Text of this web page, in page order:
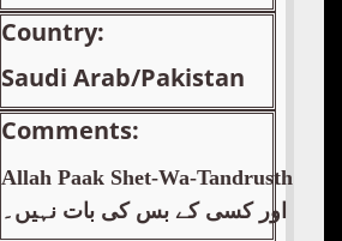
Country:
Saudi Arab/Pakistan
Comments:
Allah Paak Shet-Wa-Tandrusthi
گایا وہ اور کسی کے بس کی بات نہیں۔